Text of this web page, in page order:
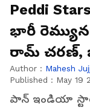
Peddi
భారీ
రామ్ చరణ్,
Author : Mahesh
Published : May 19
పాన్ ఇండియా